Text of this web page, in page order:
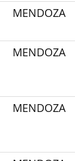
MENDOZA
MENDOZA
MENDOZA